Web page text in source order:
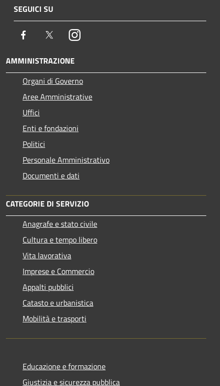
SEGUICI SU
Facebook TwitterInstagram
AMMINISTRAZIONE
Organi di Governo
Aree Amministrative
Uffici
Enti e fondazioni
Politici
Personale Amministrativo
Documenti e dati
CATEGORIE DI SERVIZIO
Anagrafe e stato civile
Cultura e tempo libero
Vita lavorativa
Imprese e Commercio
Appalti pubblici
Catasto e urbanistica
Mobilità e trasporti
Educazione e formazione
Giustizia e sicurezza pubblica